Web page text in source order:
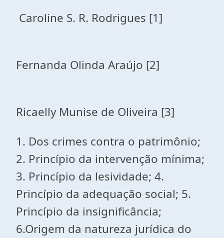
Caroline S. R. Rodrigues [1]
Fernanda Olinda Araújo [2]
Ricaelly Munise de Oliveira [3]
1. Dos crimes contra o patrimônio;
2. Princípio da intervenção mínima;
3. Princípio da lesividade; 4.
Princípio da adequação social; 5.
Princípio da insignificância;
6.Origem da natureza jurídica do